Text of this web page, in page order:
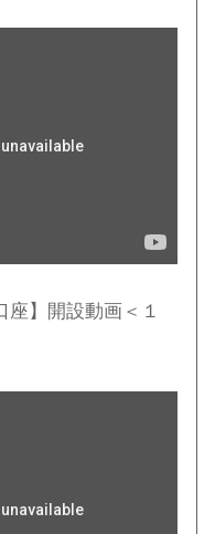
座】開設動画＜１